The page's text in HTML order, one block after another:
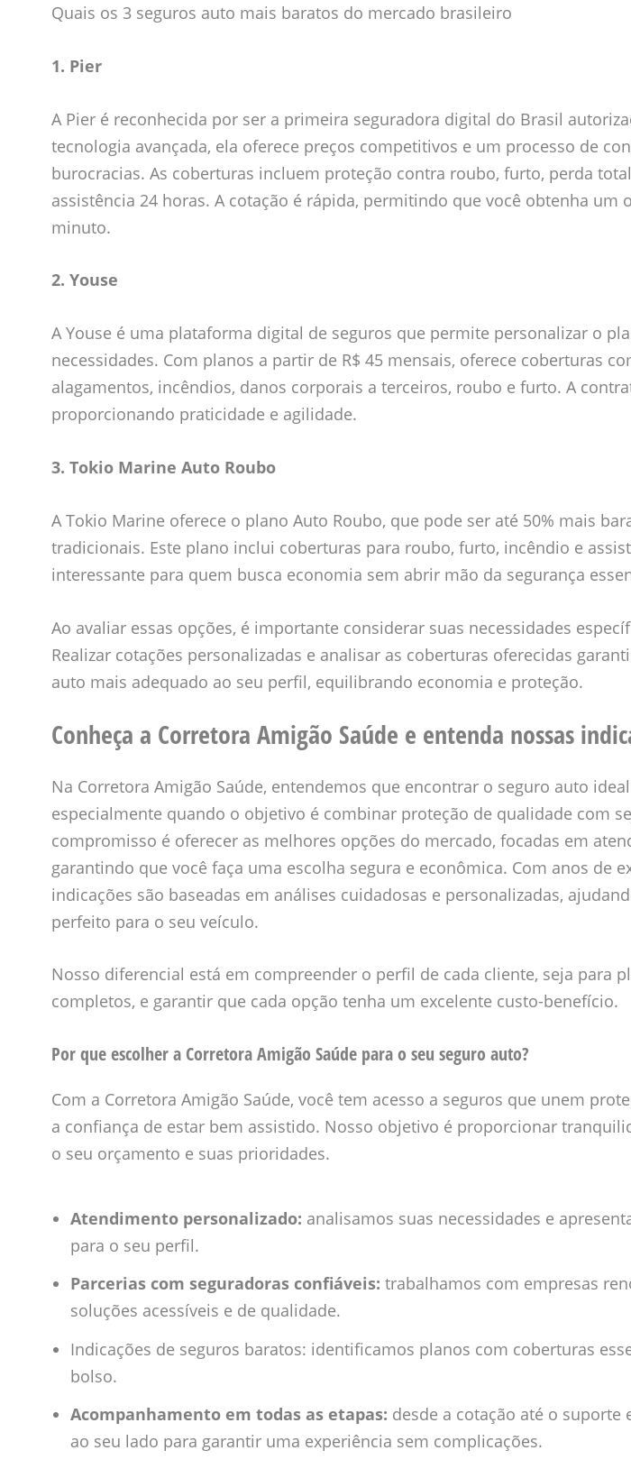
Quais os 3 seguros auto mais baratos do mercado brasileiro
1. Pier
A Pier é reconhecida por ser a primeira seguradora digital do Brasil
tecnologia avançada, ela oferece preços competitivos e um processo de
burocracias. As coberturas incluem proteção contra roubo, furto, perda
assistência 24 horas. A cotação é rápida, permitindo que você obtenha um
minuto.
2. Youse
A Youse é uma plataforma digital de seguros que permite personalizar o
necessidades. Com planos a partir de R$ 45 mensais, oferece coberturas
alagamentos, incêndios, danos corporais a terceiros, roubo e furto. A
proporcionando praticidade e agilidade.
3. Tokio Marine Auto Roubo
A Tokio Marine oferece o plano Auto Roubo, que pode ser até 50% mais
tradicionais. Este plano inclui coberturas para roubo, furto, incêndio e
interessante para quem busca economia sem abrir mão da segurança
Ao avaliar essas opções, é importante considerar suas necessidades
Realizar cotações personalizadas e analisar as coberturas oferecidas
auto mais adequado ao seu perfil, equilibrando economia e proteção.
Conheça a Corretora Amigão Saúde e entenda nossas
Na Corretora Amigão Saúde, entendemos que encontrar o seguro auto
especialmente quando o objetivo é combinar proteção de qualidade com
compromisso é oferecer as melhores opções do mercado, focadas em
garantindo que você faça uma escolha segura e econômica. Com anos de
indicações são baseadas em análises cuidadosas e personalizadas,
perfeito para o seu veículo.
Nosso diferencial está em compreender o perfil de cada cliente, seja para
completos, e garantir que cada opção tenha um excelente custo-benefício.
Por que escolher a Corretora Amigão Saúde para o seu seguro auto?
Com a Corretora Amigão Saúde, você tem acesso a seguros que unem
a confiança de estar bem assistido. Nosso objetivo é proporcionar
o seu orçamento e suas prioridades.
Atendimento personalizado: analisamos suas necessidades e
para o seu perfil.
Parcerias com seguradoras confiáveis: trabalhamos com empresas
soluções acessíveis e de qualidade.
Indicações de seguros baratos: identificamos planos com coberturas
bolso.
Acompanhamento em todas as etapas: desde a cotação até o suporte
ao seu lado para garantir uma experiência sem complicações.